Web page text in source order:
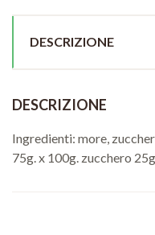
DESCRIZIONE
DESCRIZIONE
Ingredienti: more,
75g. x 100g. zucchero